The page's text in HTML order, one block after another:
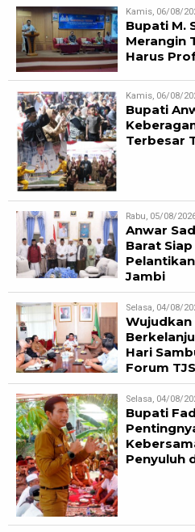
Kamis, 06/08/
Bupati M.
Merangin
Harus
Kamis, 06/08/
Bupati
Terbesar
Rabu, 05/08/
Anwar
Barat
Jambi
Selasa, 04/08/
Hari
Forum
Selasa, 04/08/
Bupati
Penyuluh